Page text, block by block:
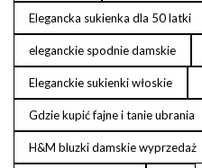
Elegancka sukienka dla 50 latki
eleganckie spodnie damskie
Eleganckie sukienki włoskie
Gdzie kupić fajne i tanie ubrania
H&M bluzki damskie wyprzedaż